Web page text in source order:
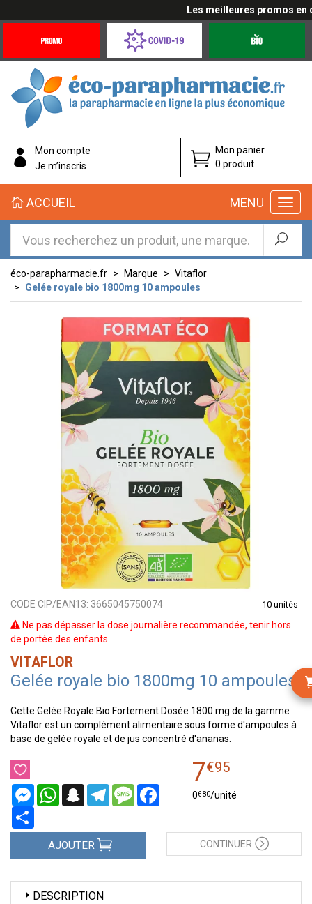
Les meilleures promos en
Offres
Coronavirus
éco-
parapharmacie.fr
éco-
parapharmacie.fr
Mon compte
Je m’inscris
Mon panier
0 produit
MENU
ACCUEIL
éco-parapharmacie.fr Marque
Vitaflor
Gelée royale bio 1800mg 10 ampoules
CODE CIP/EAN13: 3665045750074 10 unités
Ne pas dépasser la dose journalière recommandée, tenir hors
de portée des enfants
VITAFLOR
Gelée royale bio 1800mg 10 ampoules
Cette Gelée Royale Bio Fortement Dosée 1800 mg de la gamme
Vitaflor est un complément alimentaire sous forme d'ampoules à
base de gelée royale et de jus concentré d'ananas.
MessengerWhatsAppSnapchatTelegramMessageFacebook
7€95
0€80/unité
AJOUTER CONTINUER
DESCRIPTION